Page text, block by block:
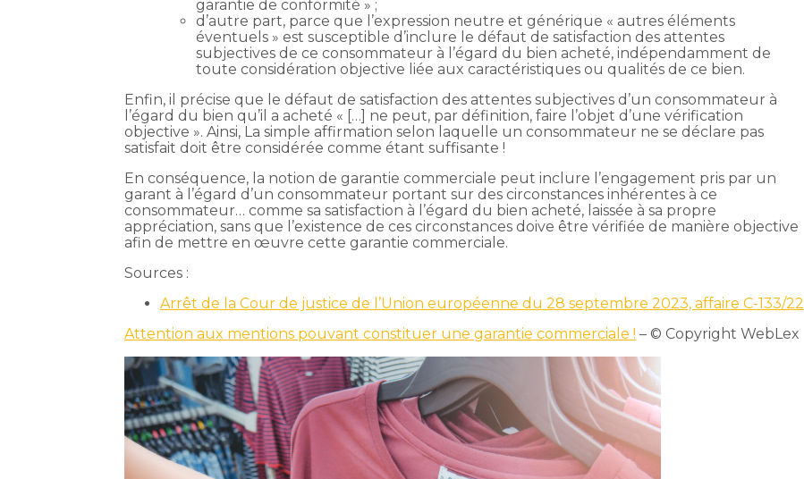
garantie de conformité » ;
d’autre part, parce que l’expression neutre et générique « autres éléments
éventuels » est susceptible d’inclure le défaut de satisfaction des attentes
subjectives de ce consommateur à l’égard du bien acheté, indépendamment de
toute considération objective liée aux caractéristiques ou qualités de ce bien.
Enfin, il précise que le défaut de satisfaction des attentes subjectives d’un consommateur à
l’égard du bien qu’il a acheté « […] ne peut, par définition, faire l’objet d’une vérification
objective ». Ainsi, La simple affirmation selon laquelle un consommateur ne se déclare pas
satisfait doit être considérée comme étant suffisante !
En conséquence, la notion de garantie commerciale peut inclure l’engagement pris par un
garant à l’égard d’un consommateur portant sur des circonstances inhérentes à ce
consommateur… comme sa satisfaction à l’égard du bien acheté, laissée à sa propre
appréciation, sans que l’existence de ces circonstances doive être vérifiée de manière objective
afin de mettre en œuvre cette garantie commerciale.
Sources :
Arrêt de la Cour de justice de l’Union européenne du 28 septembre 2023, affaire C-133/22
Attention aux mentions pouvant constituer une garantie commerciale ! – © Copyright WebLex